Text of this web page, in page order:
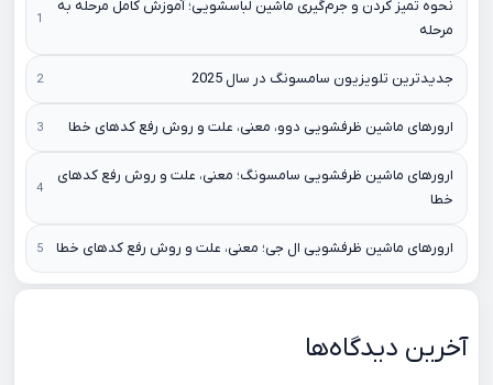
نحوه تمیز کردن و جرم‌گیری ماشین لباسشویی؛ آموزش کامل مرحله به
مرحله
جدیدترین تلویزیون سامسونگ در سال 2025
ارورهای ماشین ظرفشویی دوو، معنی، علت و روش رفع کدهای خطا
ارورهای ماشین ظرفشویی سامسونگ؛ معنی، علت و روش رفع کدهای
خطا
ارورهای ماشین ظرفشویی ال جی؛ معنی، علت و روش رفع کدهای خطا
آخرین دیدگاه‌ها